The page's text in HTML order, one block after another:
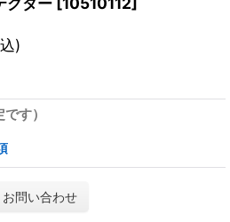
)
す）
お問い合わせ